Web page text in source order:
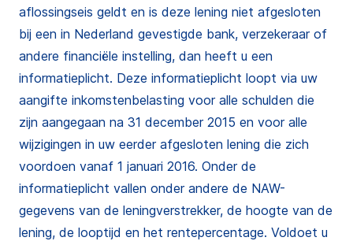
aflossingseis geldt en is deze lening niet afgesloten
bij een in Nederland gevestigde bank, verzekeraar of
andere financiële instelling, dan heeft u een
informatieplicht. Deze informatieplicht loopt via uw
aangifte inkomstenbelasting voor alle schulden die
zijn aangegaan na 31 december 2015 en voor alle
wijzigingen in uw eerder afgesloten lening die zich
voordoen vanaf 1 januari 2016. Onder de
informatieplicht vallen onder andere de NAW-
gegevens van de leningverstrekker, de hoogte van de
lening, de looptijd en het rentepercentage. Voldoet u